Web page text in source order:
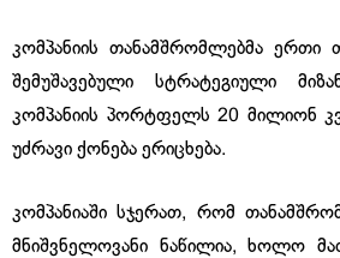
კომპანიის თანამშრომლებმა ერთი
შემუშავებული სტრატეგიული
კომპანიის პორტფელს 20 მილიონ
უძრავი ქონება ერიცხება.
კომპანიაში სჯერათ, რომ
მნიშვნელოვანი ნაწილია, ხოლო